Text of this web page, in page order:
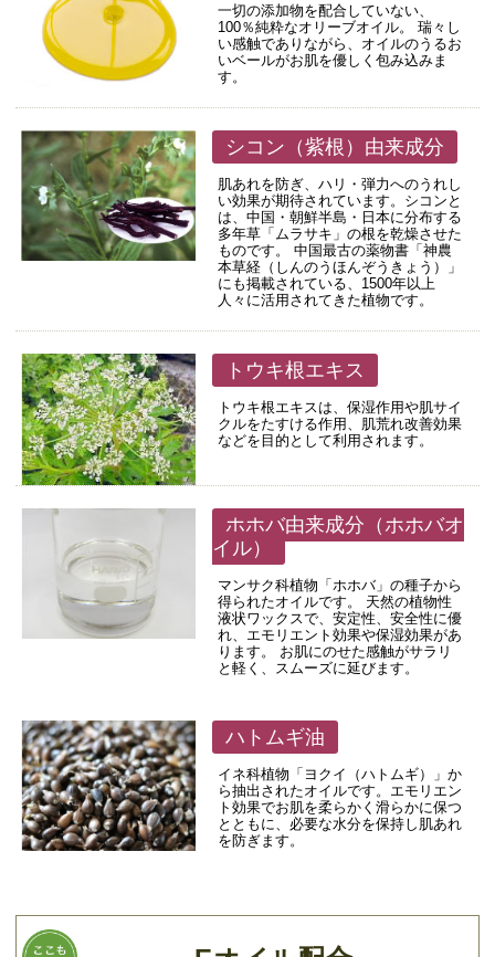
一切の添加物を配合していない、
100％純粋なオリーブオイル。 瑞々し
い感触でありながら、オイルのうるお
いベールがお肌を優しく包み込みま
す。
シコン（紫根）由来成分
肌あれを防ぎ、ハリ・弾力へのうれし
い効果が期待されています。シコンと
は、中国・朝鮮半島・日本に分布する
多年草「ムラサキ」の根を乾燥させた
ものです。 中国最古の薬物書「神農
本草経（しんのうほんぞうきょう）」
にも掲載されている、1500年以上
人々に活用されてきた植物です。
トウキ根エキス
トウキ根エキスは、保湿作用や肌サイ
クルをたすける作用、肌荒れ改善効果
などを目的として利用されます。
ホホバ由来成分（ホホバオ
イル）
マンサク科植物「ホホバ」の種子から
得られたオイルです。 天然の植物性
液状ワックスで、安定性、安全性に優
れ、エモリエント効果や保湿効果があ
ります。 お肌にのせた感触がサラリ
と軽く、スムーズに延びます。
ハトムギ油
イネ科植物「ヨクイ（ハトムギ）」か
ら抽出されたオイルです。エモリエン
ト効果でお肌を柔らかく滑らかに保つ
とともに、必要な水分を保持し肌あれ
を防ぎます。